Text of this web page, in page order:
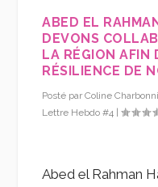
ABED EL
DEVONS
LA RÉGION AFIN
RÉSILIENCE DE
Posté parColine
Lettre Hebdo #4 |
Abed el Rahman